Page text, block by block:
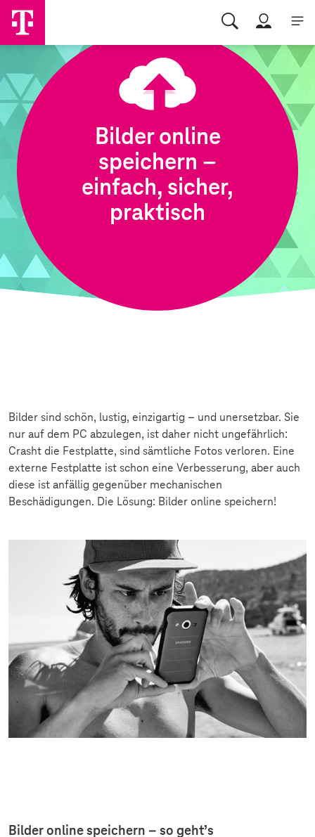
Bilder online
speichern –
einfach, sicher,
praktisch
Bilder sind schön, lustig, einzigartig – und unersetzbar. Sie
nur auf dem PC abzulegen, ist daher nicht ungefährlich:
Crasht die Festplatte, sind sämtliche Fotos verloren. Eine
externe Festplatte ist schon eine Verbesserung, aber auch
diese ist anfällig gegenüber mechanischen
Beschädigungen. Die Lösung: Bilder online speichern!
Bilder online speichern – so geht’s